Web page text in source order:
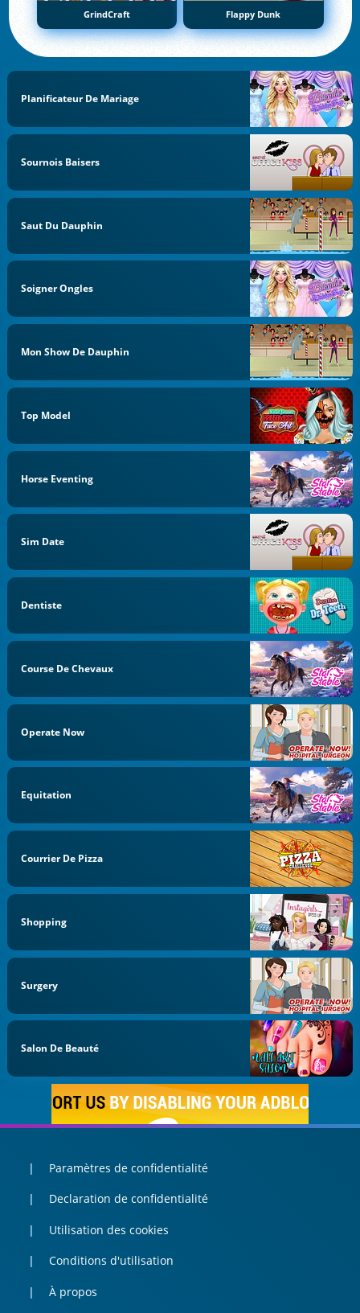
GrindCraft Flappy Dunk
Planificateur De Mariage
Sournois Baisers
Saut Du Dauphin
Soigner Ongles
Mon Show De Dauphin
Top Model
Horse Eventing
Sim Date
Dentiste
Course De Chevaux
Operate Now
Equitation
Courrier De Pizza
Shopping
Surgery
Salon De Beauté
Paramètres de confidentialité
Declaration de confidentialité
Utilisation des cookies
Conditions d'utilisation
À propos